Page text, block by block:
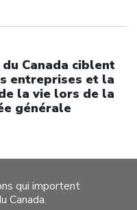
Canada ciblent
entreprises et la
la vie lors de la
générale
qui importent
Canada.